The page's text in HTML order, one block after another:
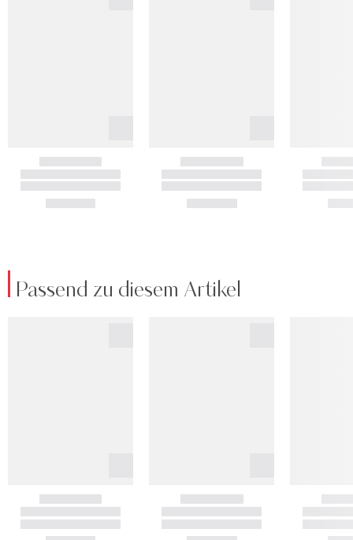
Passend zu diesem Artikel